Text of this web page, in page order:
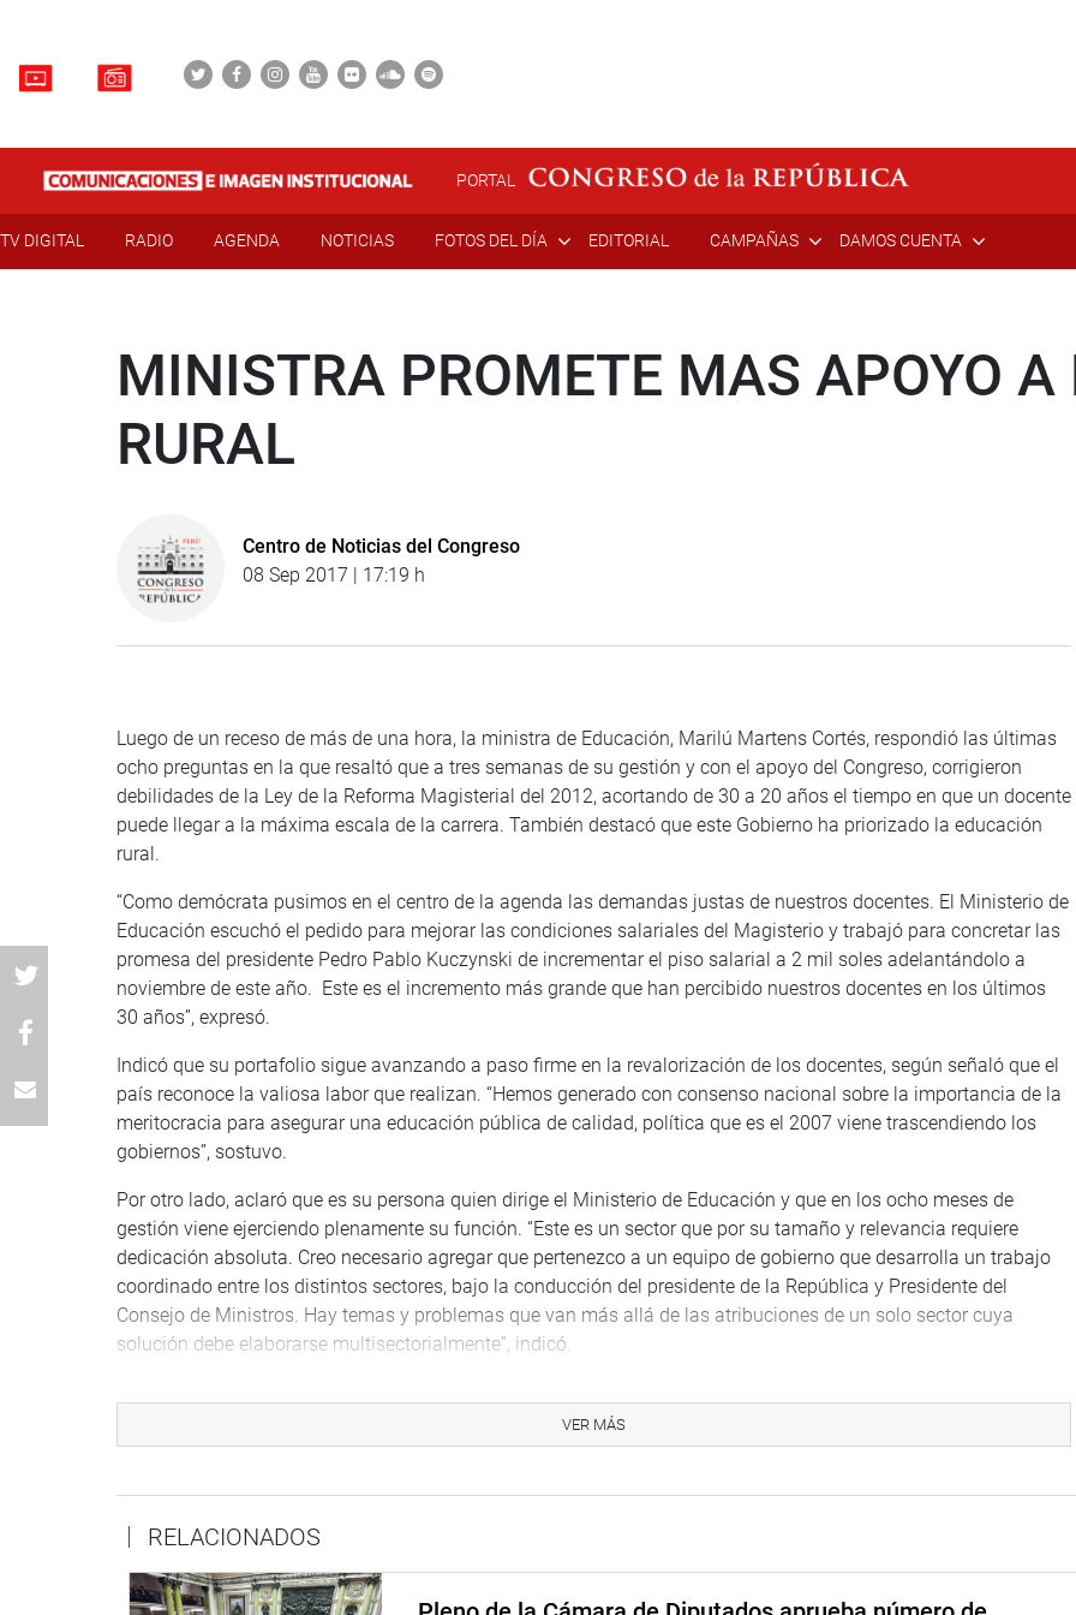
PORTAL
TV DIGITAL RADIO AGENDA NOTICIAS FOTOS DEL DÍA EDITORIAL CAMPAÑAS DAMOS CUENTA
MINISTRA PROMETE MAS APOYO A
RURAL
Centro de Noticias del Congreso
08 Sep 2017 | 17:19 h
Luego de un receso de más de una hora, la ministra de Educación, Marilú Martens Cortés, respondió las últimas
ocho preguntas en la que resaltó que a tres semanas de su gestión y con el apoyo del Congreso, corrigieron
debilidades de la Ley de la Reforma Magisterial del 2012, acortando de 30 a 20 años el tiempo en que un docente
puede llegar a la máxima escala de la carrera. También destacó que este Gobierno ha priorizado la educación
rural.
“Como demócrata pusimos en el centro de la agenda las demandas justas de nuestros docentes. El Ministerio de
Educación escuchó el pedido para mejorar las condiciones salariales del Magisterio y trabajó para concretar las
promesa del presidente Pedro Pablo Kuczynski de incrementar el piso salarial a 2 mil soles adelantándolo a
noviembre de este año. Este es el incremento más grande que han percibido nuestros docentes en los últimos
30 años”, expresó.
Indicó que su portafolio sigue avanzando a paso firme en la revalorización de los docentes, según señaló que el
país reconoce la valiosa labor que realizan. “Hemos generado con consenso nacional sobre la importancia de la
meritocracia para asegurar una educación pública de calidad, política que es el 2007 viene trascendiendo los
gobiernos”, sostuvo.
Por otro lado, aclaró que es su persona quien dirige el Ministerio de Educación y que en los ocho meses de
gestión viene ejerciendo plenamente su función. “Este es un sector que por su tamaño y relevancia requiere
dedicación absoluta. Creo necesario agregar que pertenezco a un equipo de gobierno que desarrolla un trabajo
coordinado entre los distintos sectores, bajo la conducción del presidente de la República y Presidente del
Consejo de Ministros. Hay temas y problemas que van más allá de las atribuciones de un solo sector cuya
solución debe elaborarse multisectorialmente”, indicó.
interdisciplinario en el que predominan numéricamente los docentes y psicólogos de la especialización
educacional. “La dirección de evaluación docente tiene dos equipos técnicos responsable de la construcción de
En otro momento, indicó que a julio de 2017, según el sistema único de planillas se cuenta con 16 mil 960
docentes que viene recibiendo un beneficio de 120 soles mensuales por contar con estudios concluidos de
VER MÁS
RELACIONADOS